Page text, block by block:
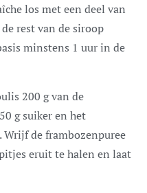
los met een deel van
rest van de siroop
minstens 1 uur in de
200 g van de
g suiker en het
de frambozenpuree
eruit te halen en laat